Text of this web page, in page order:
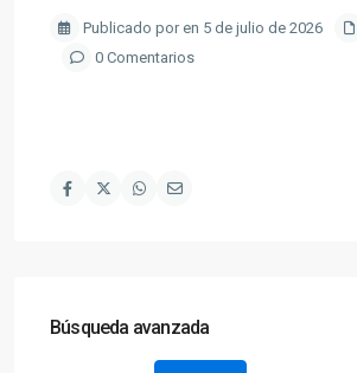
Publicado por en 5 de julio de 2026
0 Comentarios
Búsqueda avanzada